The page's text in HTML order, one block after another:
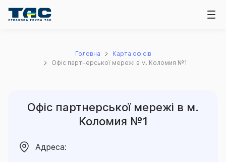
Головна
Карта офісів
Офіс партнерської мережі в м. Коломия №1
Офіс партнерської мережі в м.
Коломия №1
Адреса: